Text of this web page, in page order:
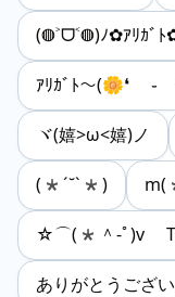
(◍˃ᗜ˂◍)ﾉ✿ｱﾘｶﾞﾄ
ｱﾘｶﾞﾄ〜(🌼❛ ֊
ヾ(嬉>ω<嬉)ノ
(*´˘`*)
☆⌒(*＾-ﾟ)v
ありがとうござ